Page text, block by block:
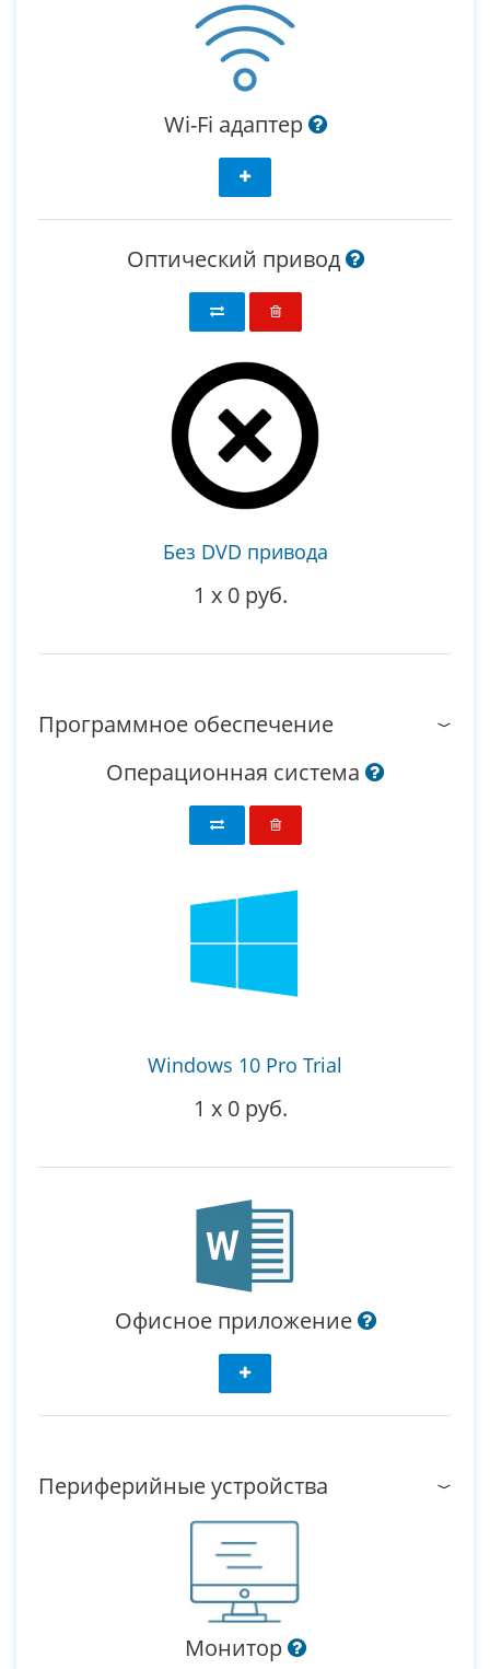
Wi-Fi адаптер
Оптический привод
Без DVD привода
1 x 0 руб.
Программное обеспечение
Операционная система
Windows 10 Pro Trial
1 x 0 руб.
Офисное приложение
Периферийные устройства
Монитор